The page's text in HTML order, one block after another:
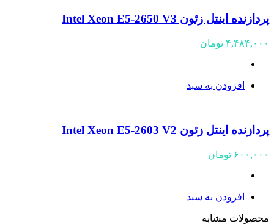
پردازنده اینتل زئون Intel Xeon E5-2650 V3
۴,۴۸۴,۰۰۰ تومان
افزودن به سبد
پردازنده اینتل زئون Intel Xeon E5-2603 V2
۶۰۰,۰۰۰ تومان
افزودن به سبد
محصولات مشابه